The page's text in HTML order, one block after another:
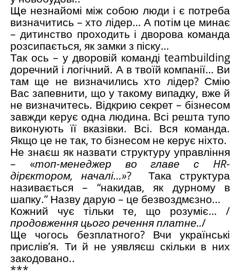
Ще незнайомі між собою люди і є потреба
визначитись – хто лідер… А потім це минає
– дитинство проходить і дворова команда
розсипається, як замки з піску…
Так ось – у дворовій команді teambuilding
доречний і логічний. А в твоїй компанії… Ви
там ще не визначились хто лідер? Смію
Вас запевнити, що у такому випадку, вже й
не визначитесь. Відкрию секрет – бізнесом
завжди керує одна людина. Всі решта тупо
виконують її вказівки. Всі. Вся команда.
Якщо це не так, то бізнесом не керує ніхто.
Не знаєш як назвати структуру управління
– «топ-менеджер во главе с HR-
дірєктором, началі…»? Така структура
називається – “накидав, як дурному в
шапку.” Назву дарую – це безвоздмєзно…
Кожний чує тільки те, що розуміє… /
продовження цього речення платне../
Ще чогось безплатного? Вчи українські
прислів’я. Ти й не уявляєш скільки в них
закодовано..
***